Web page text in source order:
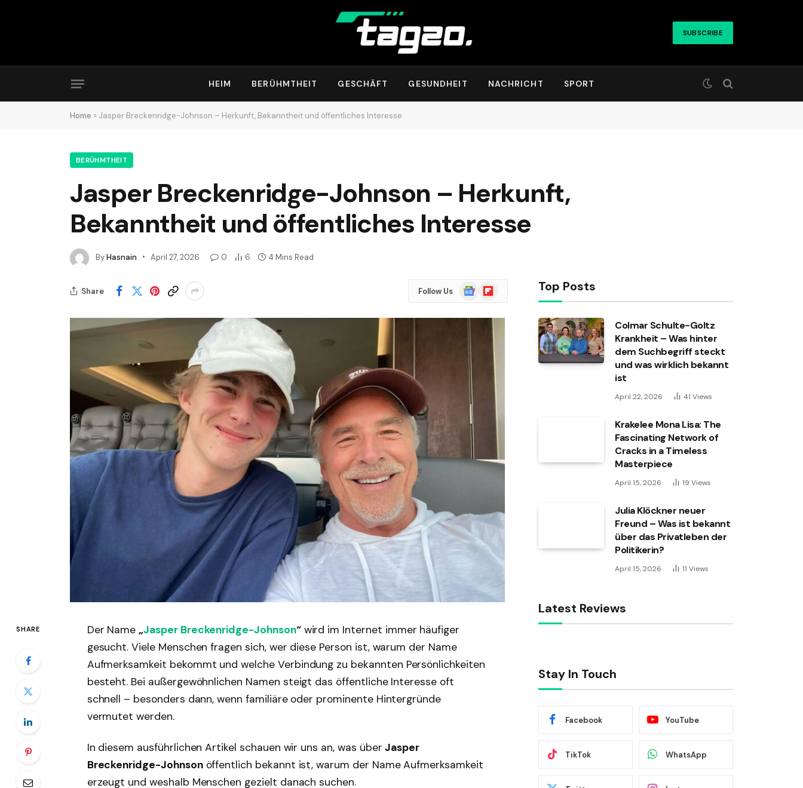
SUBSCRIBE
HEIM BERÜHMTHEIT GESCHÄFT GESUNDHEIT NACHRICHT SPORT
Home » Jasper Breckenridge-Johnson – Herkunft, Bekanntheit und öffentliches Interesse
BERÜHMTHEIT
Jasper Breckenridge-Johnson – Herkunft,
Bekanntheit und öffentliches Interesse
ByHasnain April 27, 2026 0 6 4 Mins Read
Share Follow Us
Google
News
Flipboard
SHARE Der Name „Jasper Breckenridge-Johnson“wird im Internet immer häufiger
gesucht. Viele Menschen fragen sich, wer diese Person ist, warum der Name
Aufmerksamkeit bekommt und welche Verbindung zu bekannten Persönlichkeiten
besteht. Bei außergewöhnlichen Namen steigt das öffentliche Interesse oft
schnell – besonders dann, wenn familiäre oder prominente Hintergründe
vermutet werden.
In diesem ausführlichen Artikel schauen wir uns an, was überJasper
Breckenridge-Johnsonöffentlich bekannt ist, warum der Name Aufmerksamkeit
erzeugt und weshalb Menschen gezielt danach suchen.
Top Posts
Colmar Schulte-Goltz
Krankheit – Was hinter
dem Suchbegriff steckt
und was wirklich bekannt
ist
April 22, 2026 41 Views
Krakelee Mona Lisa: The
Fascinating Network of
Cracks in a Timeless
Masterpiece
April 15, 2026 19 Views
Julia Klöckner neuer
Freund – Was ist bekannt
über das Privatleben der
Politikerin?
April 15, 2026 11 Views
Latest Reviews
Stay In Touch
Facebook YouTube
TikTok WhatsApp